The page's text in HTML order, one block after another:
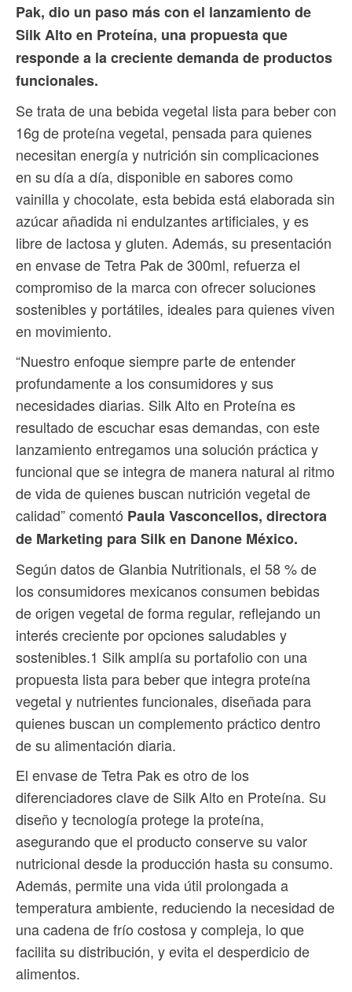
Pak, dio un paso más con el lanzamiento de
Silk Alto en Proteína, una propuesta que
responde a la creciente demanda de productos
funcionales.
Se trata de una bebida vegetal lista para beber con
16g de proteína vegetal, pensada para quienes
necesitan energía y nutrición sin complicaciones
en su día a día, disponible en sabores como
vainilla y chocolate, esta bebida está elaborada sin
azúcar añadida ni endulzantes artificiales, y es
libre de lactosa y gluten. Además, su presentación
en envase de Tetra Pak de 300ml, refuerza el
compromiso de la marca con ofrecer soluciones
sostenibles y portátiles, ideales para quienes viven
en movimiento.
“Nuestro enfoque siempre parte de entender
profundamente a los consumidores y sus
necesidades diarias. Silk Alto en Proteína es
resultado de escuchar esas demandas, con este
lanzamiento entregamos una solución práctica y
funcional que se integra de manera natural al ritmo
de vida de quienes buscan nutrición vegetal de
calidad” comentó Paula Vasconcellos, directora
de Marketing para Silk en Danone México.
Según datos de Glanbia Nutritionals, el 58 % de
los consumidores mexicanos consumen bebidas
de origen vegetal de forma regular, reflejando un
interés creciente por opciones saludables y
sostenibles.1 Silk amplía su portafolio con una
propuesta lista para beber que integra proteína
vegetal y nutrientes funcionales, diseñada para
quienes buscan un complemento práctico dentro
de su alimentación diaria.
El envase de Tetra Pak es otro de los
diferenciadores clave de Silk Alto en Proteína. Su
diseño y tecnología protege la proteína,
asegurando que el producto conserve su valor
nutricional desde la producción hasta su consumo.
Además, permite una vida útil prolongada a
temperatura ambiente, reduciendo la necesidad de
una cadena de frío costosa y compleja, lo que
facilita su distribución, y evita el desperdicio de
alimentos.